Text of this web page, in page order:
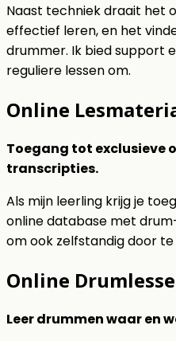
Naast techniek draait het
effectief leren, en het
drummer. Ik bied support
reguliere lessen om.
Online
Toegang tot exclusieve
transcripties.
Als mijn leerling krijg je
online database met
om ook zelfstandig door
Online
Leer drummen waar en